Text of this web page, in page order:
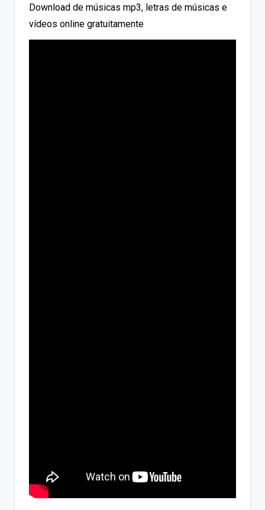
Download de músicas mp3, letras de músicas e
vídeos online gratuitamente